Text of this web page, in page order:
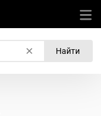
Найти